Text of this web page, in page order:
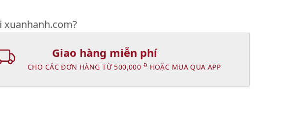
xuanhanh.com?
Giao hàng miễn phí
CHO CÁC ĐƠN HÀNG TỪ 500,000 Đ HOẶC MUA QUA APP